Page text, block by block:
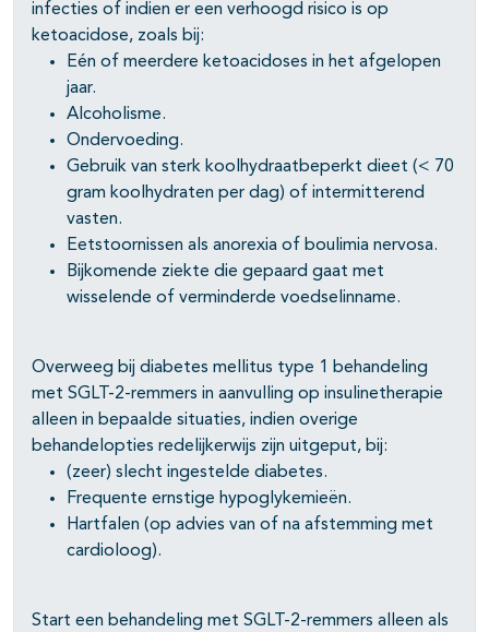
open- en dichtklappen
infecties of indien er een verhoogd risico is op
ketoacidose, zoals bij:
Eén of meerdere ketoacidoses in het afgelopen
jaar.
Alcoholisme.
Ondervoeding.
Gebruik van sterk koolhydraatbeperkt dieet (< 70
gram koolhydraten per dag) of intermitterend
vasten.
Eetstoornissen als anorexia of boulimia nervosa.
Bijkomende ziekte die gepaard gaat met
wisselende of verminderde voedselinname.
Overweeg bij diabetes mellitus type 1 behandeling
met SGLT-2-remmers in aanvulling op insulinetherapie
alleen in bepaalde situaties, indien overige
behandelopties redelijkerwijs zijn uitgeput, bij:
(zeer) slecht ingestelde diabetes.
Frequente ernstige hypoglykemieën.
Hartfalen (op advies van of na afstemming met
cardioloog).
Start een behandeling met SGLT-2-remmers alleen als